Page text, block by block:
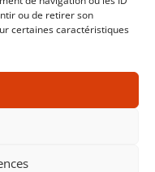
ou de retirer son
certaines caractéristiques